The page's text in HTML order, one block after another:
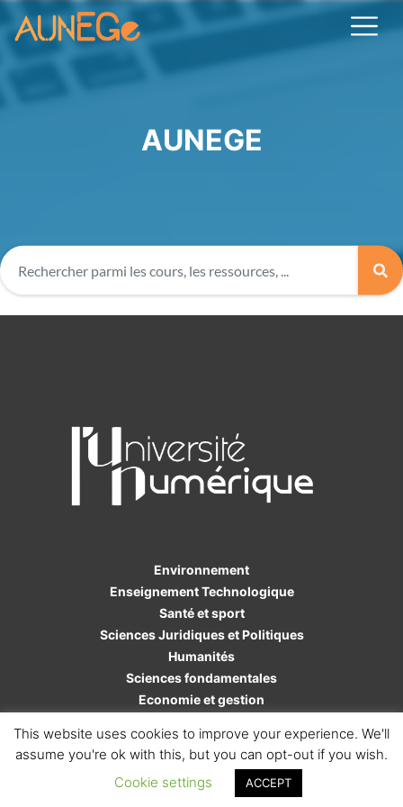
AUNEGE
Environnement
Enseignement Technologique
Santé et sport
Sciences Juridiques et Politiques
Humanités
Sciences fondamentales
Economie et gestion
This website uses cookies to improve your experience. We'll
assume you're ok with this, but you can opt-out if you wish.
Cookie settings
ACCEPT
Copyright AUNEGe - Tous droits réservés